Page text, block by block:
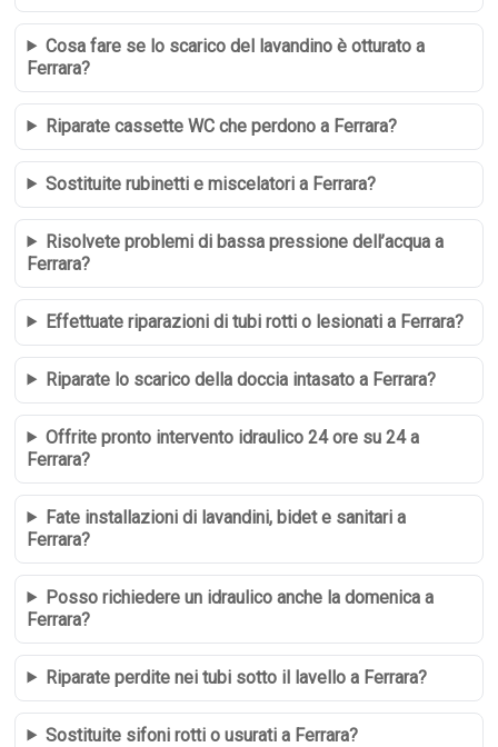
Cosa fare se lo scarico del lavandino è otturato a
Ferrara?
Riparate cassette WC che perdono a Ferrara?
Sostituite rubinetti e miscelatori a Ferrara?
Risolvete problemi di bassa pressione dell’acqua a
Ferrara?
Effettuate riparazioni di tubi rotti o lesionati a Ferrara?
Riparate lo scarico della doccia intasato a Ferrara?
Offrite pronto intervento idraulico 24 ore su 24 a
Ferrara?
Fate installazioni di lavandini, bidet e sanitari a
Ferrara?
Posso richiedere un idraulico anche la domenica a
Ferrara?
Riparate perdite nei tubi sotto il lavello a Ferrara?
Sostituite sifoni rotti o usurati a Ferrara?